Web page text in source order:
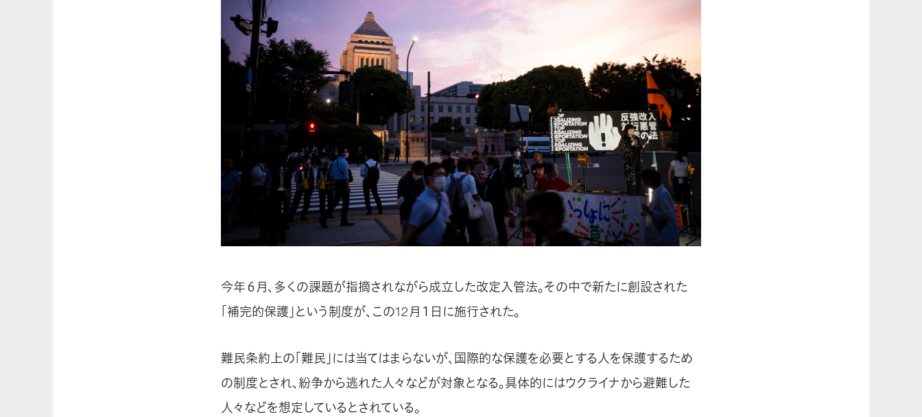
今年６月、多くの課題が指摘されながら成立した改定入管法。その中で新たに創設された
「補完的保護」という制度が、この12月１日に施行された。
難民条約上の「難民」には当てはまらないが、国際的な保護を必要とする人を保護するため
の制度とされ、紛争から逃れた人々などが対象となる。具体的にはウクライナから避難した
人々などを想定しているとされている。